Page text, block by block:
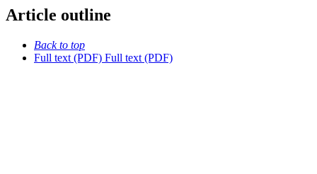
Article outline
Back to top
Full text (PDF) Full text (PDF)